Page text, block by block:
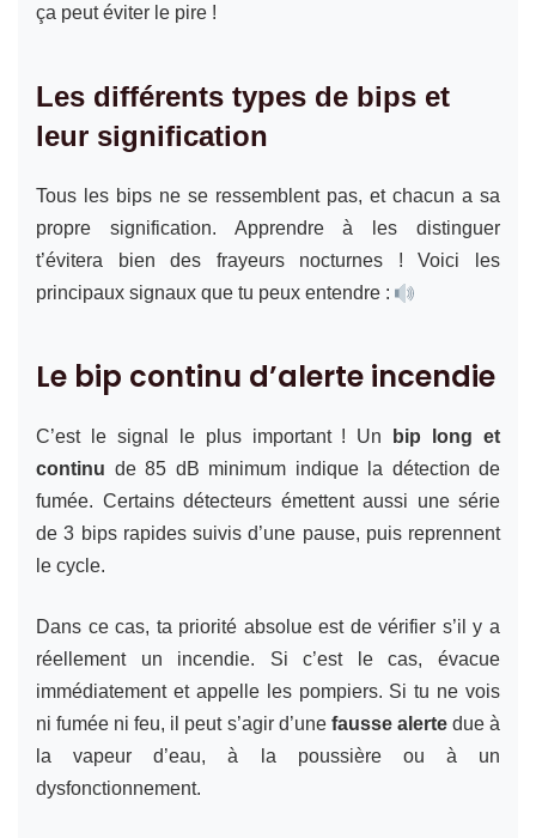
ça peut éviter le pire !
Les différents types de bips et
leur signification
Tous les bips ne se ressemblent pas, et chacun a sa
propre signification. Apprendre à les distinguer
t’évitera bien des frayeurs nocturnes ! Voici les
principaux signaux que tu peux entendre :
Le bip continu d’alerte incendie
C’est le signal le plus important ! Un
bip long et
continu de 85 dB minimum indique la détection de
fumée. Certains détecteurs émettent aussi une série
de 3 bips rapides suivis d’une pause, puis reprennent
le cycle.
Dans ce cas, ta priorité absolue est de vérifier s’il y a
réellement un incendie. Si c’est le cas, évacue
immédiatement et appelle les pompiers. Si tu ne vois
ni fumée ni feu, il peut s’agir d’une fausse alertedue à
la vapeur d’eau, à la poussière ou à un
dysfonctionnement.